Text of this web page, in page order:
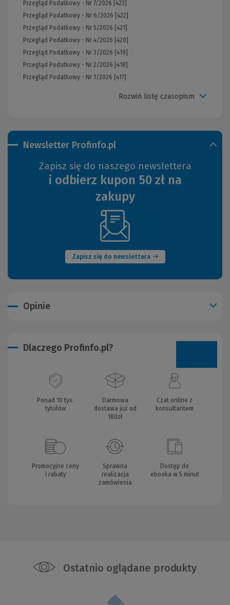
Newsletter Profinfo.pl
Zapisz się do naszego newslettera
i odbierz kupon 50 zł na
zakupy
Zapisz się do newslettera
(Nowe
okno)
Przegląd Podatkowy - Nr 7/2026 [423]
Przegląd Podatkowy - Nr 6/2026 [422]
Przegląd Podatkowy - Nr 5/2026 [421]
Przegląd Podatkowy - Nr 4/2026 [420]
Przegląd Podatkowy - Nr 3/2026 [419]
Przegląd Podatkowy - Nr 2/2026 [418]
Przegląd Podatkowy - Nr 1/2026 [417]
Rozwiń listę czasopism
Opinie
Dlaczego Profinfo.pl?
Ponad 10 tys.
tytułów
Darmowa
dostawa już od
180zł
Czat online z
konsultantem
Promocyjne ceny
i rabaty
Sprawna
realizacja
zamówienia
Dostęp do
ebooka w 5 minut
Ostatnio oglądane produkty